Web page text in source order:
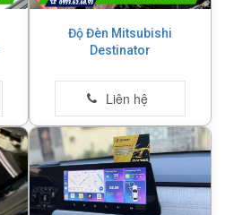
Độ Đèn Mitsubishi
Destinator